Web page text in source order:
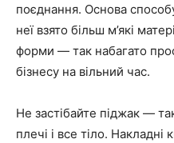
поєднання. Основа
неї взято більш м’які
форми — так набагато
бізнесу на вільний час.
Не застібайте піджак —
плечі і все тіло. Накладні